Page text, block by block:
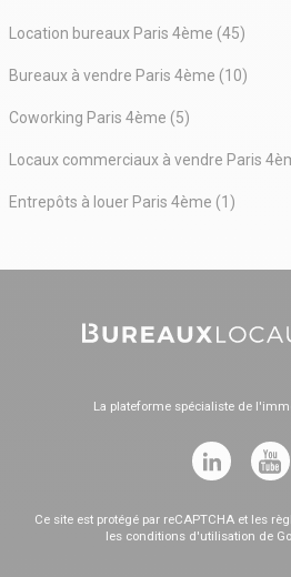
Location bureaux Paris 4ème (45)
Bureaux à vendre Paris 4ème (10)
Coworking Paris 4ème (5)
Locaux commerciaux à vendre Paris
Entrepôts à louer Paris 4ème (1)
La plateforme spécialiste de
Ce site est protégé par reCAPTCHA et les
les conditions d'utilisation de